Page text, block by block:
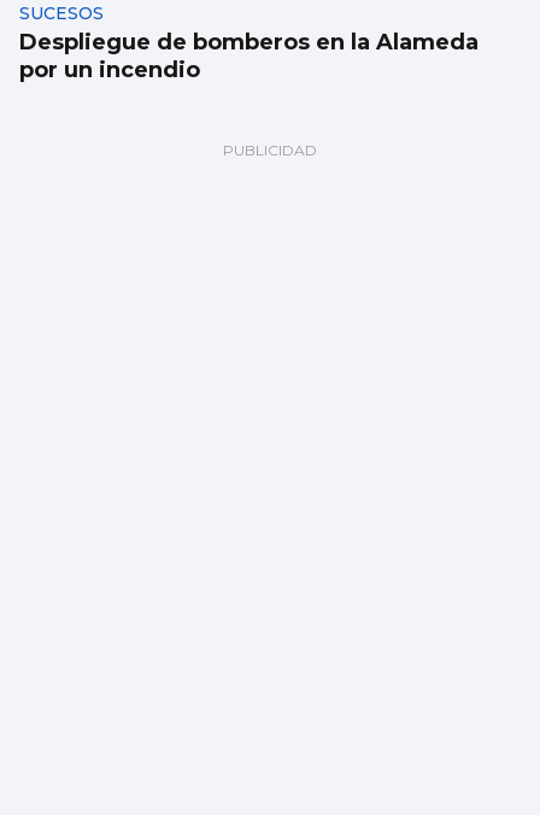
SUCESOS
Despliegue de bomberos en la Alameda
por un incendio